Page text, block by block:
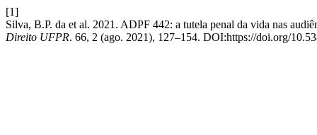
[1]
Silva, B.P. da et al. 2021. ADPF 442: a tutela penal da vida nas
Direito UFPR. 66, 2 (ago. 2021), 127–154. DOI:https://doi.org/